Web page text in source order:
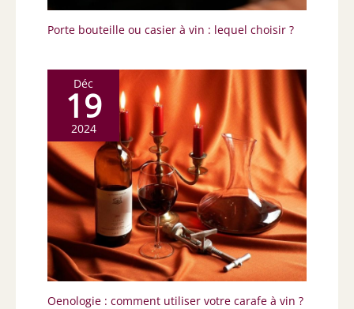
Porte bouteille ou casier à vin : lequel choisir ?
Déc
19
2024
Oenologie : comment utiliser votre carafe à vin ?